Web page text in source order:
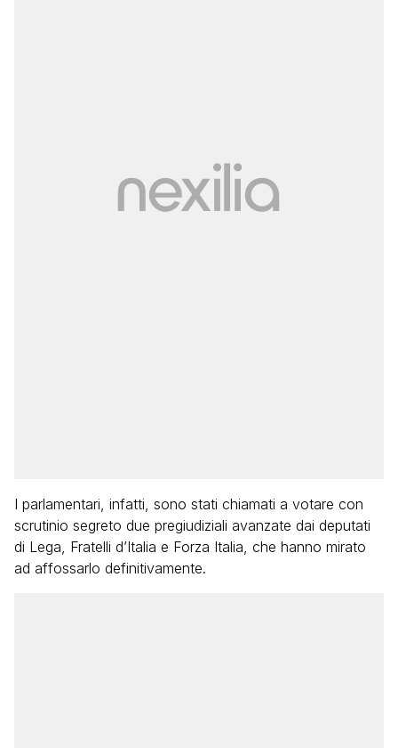
I parlamentari, infatti, sono stati chiamati a votare con
scrutinio segreto due pregiudiziali avanzate dai deputati
di Lega, Fratelli d’Italia e Forza Italia, che hanno mirato
ad affossarlo definitivamente.